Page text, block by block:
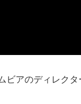
ビアのディレクタ